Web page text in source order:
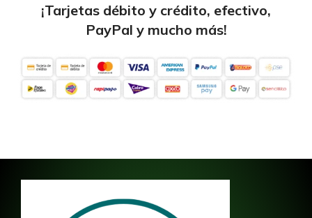
¡Tarjetas débito y crédito, efectivo,
PayPal y mucho más!